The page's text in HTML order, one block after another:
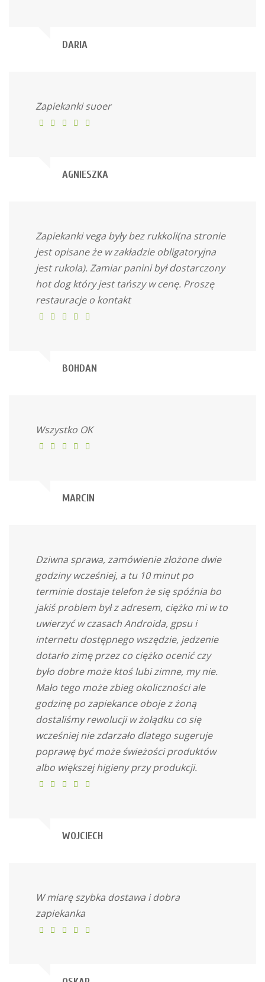
DARIA
Zapiekanki suoer
AGNIESZKA
Zapiekanki vega były bez rukkoli(na stronie
jest opisane że w zakładzie obligatoryjna
jest rukola). Zamiar panini był dostarczony
hot dog który jest tańszy w cenę. Proszę
restauracje o kontakt
BOHDAN
Wszystko OK
MARCIN
Dziwna sprawa, zamówienie złożone dwie
godziny wcześniej, a tu 10 minut po
terminie dostaje telefon że się spóźnia bo
jakiś problem był z adresem, ciężko mi w to
uwierzyć w czasach Androida, gpsu i
internetu dostępnego wszędzie, jedzenie
dotarło zimę przez co ciężko ocenić czy
było dobre może ktoś lubi zimne, my nie.
Mało tego może zbieg okoliczności ale
godzinę po zapiekance oboje z żoną
dostaliśmy rewolucji w żołądku co się
wcześniej nie zdarzało dlatego sugeruje
poprawę być może świeżości produktów
albo większej higieny przy produkcji.
WOJCIECH
W miarę szybka dostawa i dobra
zapiekanka